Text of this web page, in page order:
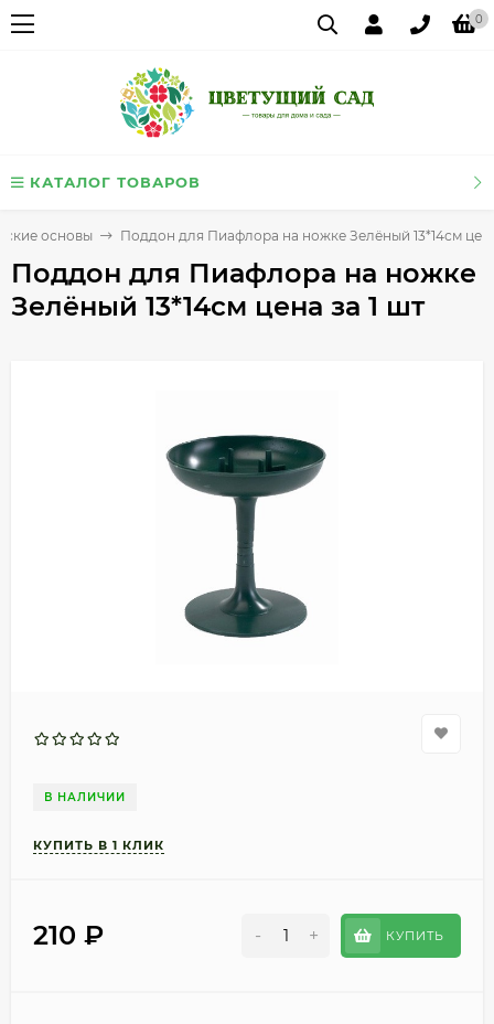
0
КАТАЛОГ ТОВАРОВ
основы Поддон для Пиафлора на ножке Зелёный 13*14см
Поддон для Пиафлора на ножке
Зелёный 13*14см цена за 1 шт
В НАЛИЧИИ
210 ₽ - + КУПИТЬ